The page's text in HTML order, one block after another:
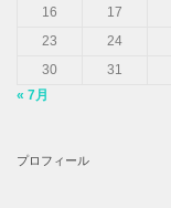
16
17
23
24
30
31
« 7月
プロフィール